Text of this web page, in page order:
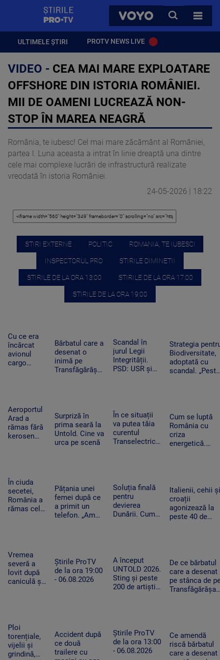
VOYO
CAUTA
TOATE
ULTIMELE ȘTIRI PROTV NEWS LIVE
VIDEO - CEA MAI MARE EXPLOATARE
OFFSHORE DIN ISTORIA ROMÂNIEI.
MII DE OAMENI LUCREAZĂ NON-
STOP ÎN MAREA NEAGRĂ
România, te iubesc! Cel mai mare zăcământ al României,
partea I. Luna aceasta a intrat în linie dreaptă una dintre
cele mai complexe lucrări de infrastructură realizate
vreodată în istoria României.
24-05-2026 | 18:22
STIRI EXTERNE POLITIC ROMANIA, TE IUBESC!
INSPECTORUL PRO STIRILE DIMINETII
STIRILE DE LA ORA 13:00 STIRILE DE LA ORA 17:00
STIRILE DE LA ORA 19:00
Cu ce era
încărcat
avionul
cargo
dronă cu
bombă pe
aeroportul
din Leipzig
Bărbatul care a
desenat o
inimă pe
Transfăgărășan
singurul”
Scandal în
jurul Legii
Integrității.
PSD: USR și
Strategia
Biodiversitate,
adoptată cu
scandal. „Peste
Aeroportul
Arad a
rămas fără
kerosen
combustibil
nu a ajuns
la timp
Surpriză în
prima seară la
Untold. Cine va
urca pe scenă
În ce situații
va putea tăia
curentul
Transelectrica.
industriali”
Cum se luptă
România cu
criza
energetică.
trebuie să ne
întoarcem în
beznă”
În ciuda
secetei,
România a
rămas cel
Recoltele
au atins
niveluri
record
Pățania unei
femei după ce
a primit un
telefon. „Am
așa ceva”
Soluția finală
pentru
devierea
Dunării. Cum
salveze
Reactorul 2 de
la Cernavodă
Italienii, cehii și
croații
agonizează la
peste 40 de
scăzut nivel
Vremea
severă a
lovit după
caniculă și
în timp ce
se răcoreau
în Mureș
Știrile ProTV
de la ora 19:00
- 06.08.2026
A început
UNTOLD 2026.
Sting și peste
200 de artiști
De ce bărbatul
care a desenat
pe stânca de
Transfăgărășan
Ploi
torențiale,
vijelii și
grindină,
Accident după
ce două
trailere cu
Știrile ProTV
de la ora 13:00
- 06.08.2026
Ce amendă
riscă bărbatul
care a desenat